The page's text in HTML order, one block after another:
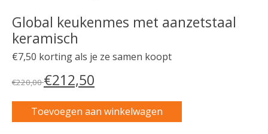
Global keukenmes met aanzetstaal
keramisch
€7,50 korting als je ze samen koopt
€220,00€212,50
Toevoegen aan winkelwagen